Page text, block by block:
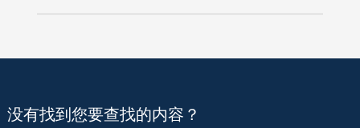
没有找到您要查找的内容？